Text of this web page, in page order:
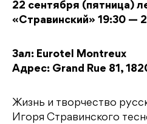
22 сентября (пятница)
«Стравинский» 19:30 —
Зал: Eurotel Montreux
Адрес: Grand Rue 81,
Жизнь и творчество
Игоря Стравинского